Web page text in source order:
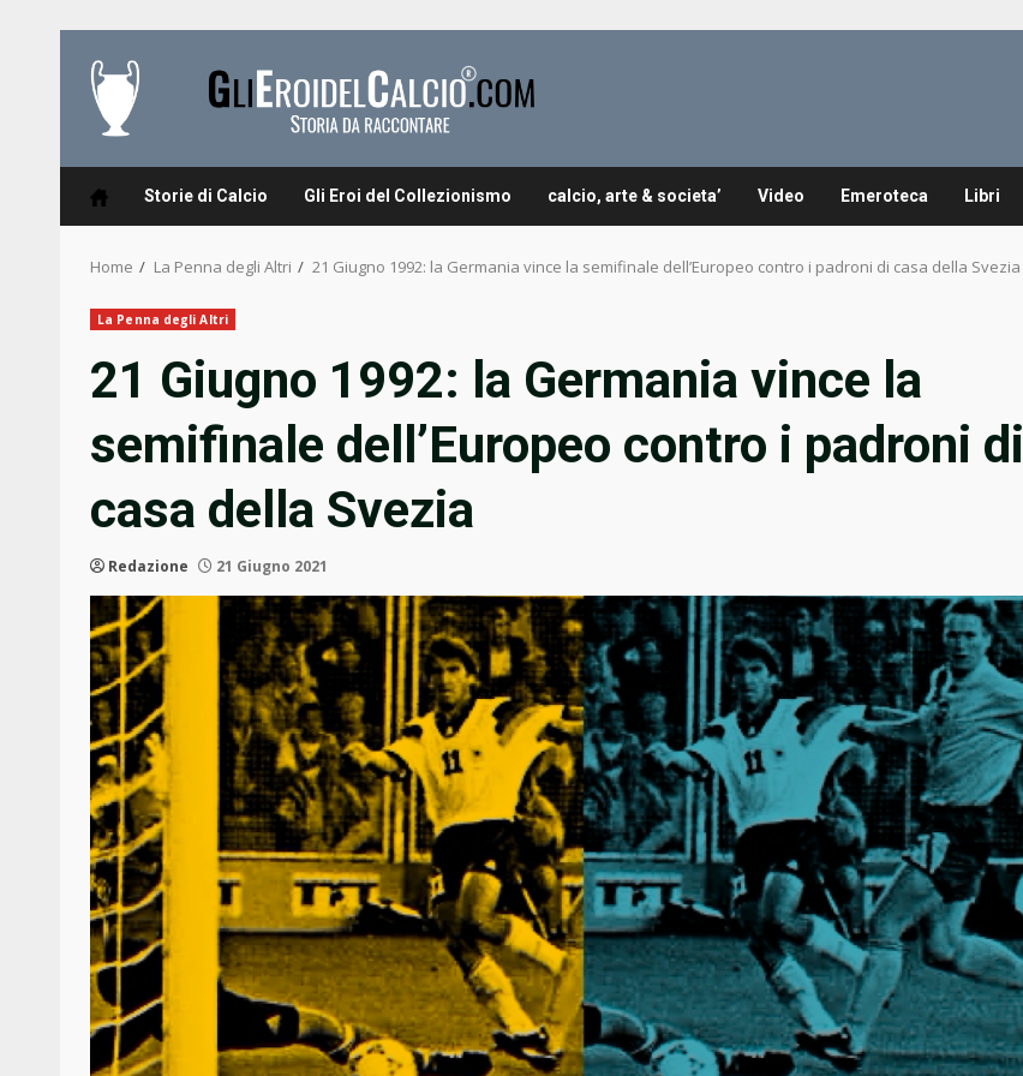
content
Storie di Calcio Gli Eroi del Collezionismo calcio, arte & societa’ Video Emeroteca Libri
Home La Penna degli Altri 21 Giugno 1992: la Germania vince la semifinale dell’Europeo contro i padroni di casa della Svezia
La Penna degli Altri
21 Giugno 1992: la Germania vince la
semifinale dell’Europeo contro i padroni di
casa della Svezia
Redazione 21 Giugno 2021